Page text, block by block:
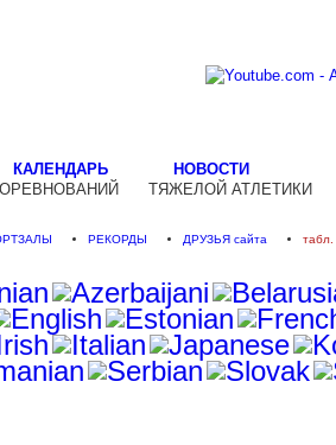
КАЛЕНДАРЬ
НОВОСТИ
ТЯЖЕЛОЙ АТЛЕТИКИ
РЕКОРДЫ ДРУЗЬЯ сайта табл.